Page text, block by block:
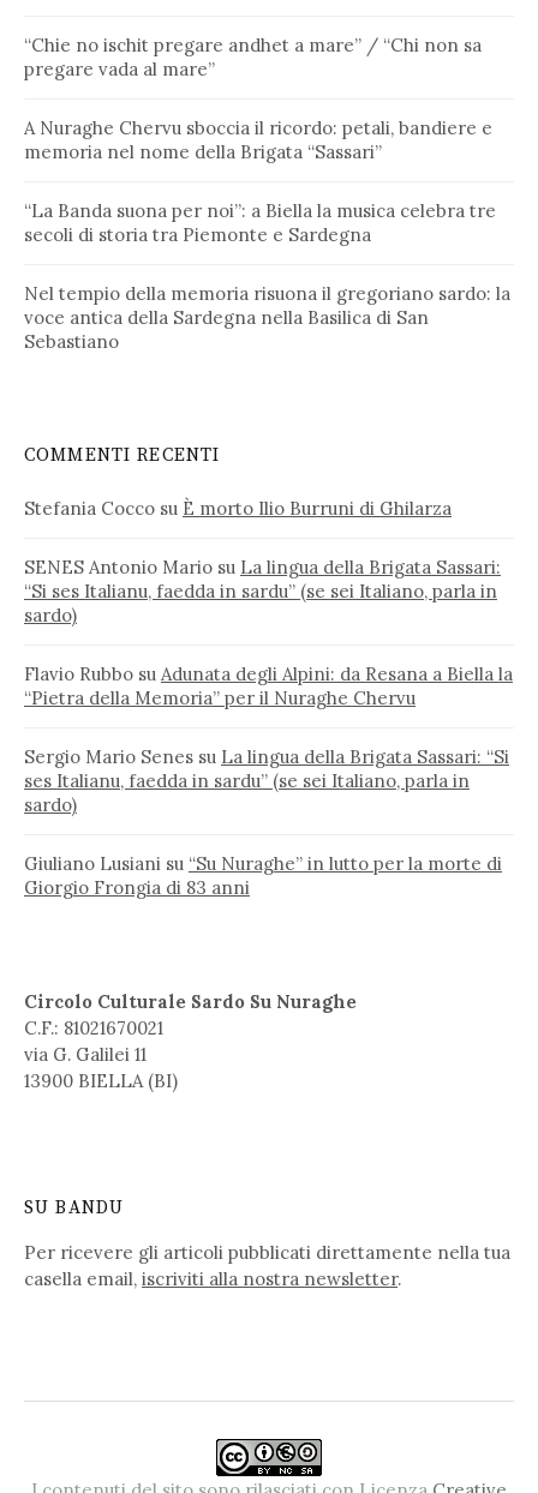
“Chie no ischit pregare andhet a mare” / “Chi non sa
pregare vada al mare”
A Nuraghe Chervu sboccia il ricordo: petali, bandiere e
memoria nel nome della Brigata “Sassari”
“La Banda suona per noi”: a Biella la musica celebra tre
secoli di storia tra Piemonte e Sardegna
Nel tempio della memoria risuona il gregoriano sardo: la
voce antica della Sardegna nella Basilica di San
Sebastiano
COMMENTI RECENTI
Stefania Cocco su È morto Ilio Burruni di Ghilarza
SENES Antonio Mario su La lingua della Brigata Sassari:
“Si ses Italianu, faedda in sardu” (se sei Italiano, parla in
sardo)
Flavio Rubbo su Adunata degli Alpini: da Resana a Biella la
“Pietra della Memoria” per il Nuraghe Chervu
Sergio Mario Senes su La lingua della Brigata Sassari: “Si
ses Italianu, faedda in sardu” (se sei Italiano, parla in
sardo)
Giuliano Lusiani su “Su Nuraghe” in lutto per la morte di
Giorgio Frongia di 83 anni
Circolo Culturale Sardo Su Nuraghe
C.F.: 81021670021
via G. Galilei 11
13900 BIELLA (BI)
SU BANDU
Per ricevere gli articoli pubblicati direttamente nella tua
casella email, iscriviti alla nostra newsletter.